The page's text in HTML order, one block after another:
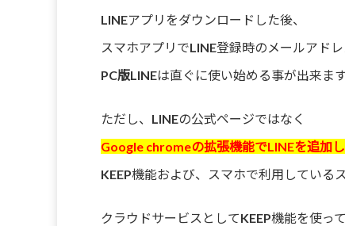
LINEアプリをダウンロードした後、
スマホアプリでLINE登録時のメールアド
PC版LINEは直ぐに使い始める事が出来ます
ただし、LINEの公式ページではなく
Google chromeの拡張機能でLINEを追加
KEEP機能および、スマホで利用している
クラウドサービスとしてKEEP機能を使っ